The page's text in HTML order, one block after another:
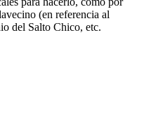
(en referencia al
del Salto Chico, etc.